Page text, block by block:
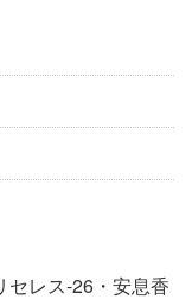
セレス-26・安息香